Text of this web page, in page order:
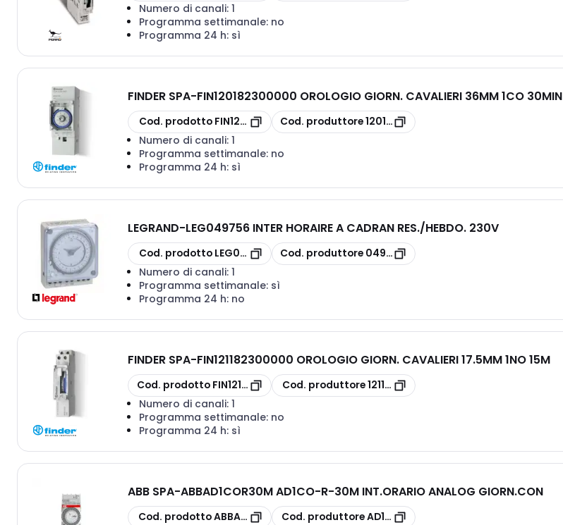
Numero di canali: 1
Programma settimanale: no
Programma 24 h: sì
FINDER SPA-FIN120182300000 OROLOGIO GIORN. CAVALIERI 36MM 1CO 30MIN
copia
Cod. prodotto FIN120182300000
copia
Cod. produttore120182300000
Numero di canali: 1
Programma settimanale: no
Programma 24 h: sì
LEGRAND-LEG049756 INTER HORAIRE A CADRAN RES./HEBDO. 230V
copia
Cod. prodotto LEG049756copia
Cod. produttore 049756
Numero di canali: 1
Programma settimanale: sì
Programma 24 h: no
FINDER SPA-FIN121182300000 OROLOGIO GIORN. CAVALIERI 17.5MM 1NO 15M
copia
Cod. prodotto FIN121182300000
copia
Cod. produttore121182300000
Numero di canali: 1
Programma settimanale: no
Programma 24 h: sì
ABB SPA-ABBAD1COR30M AD1CO-R-30M INT.ORARIO ANALOG GIORN.CON
copia
Cod. prodottoABBAD1COR30M
copia
Cod. produttoreAD1COR30M